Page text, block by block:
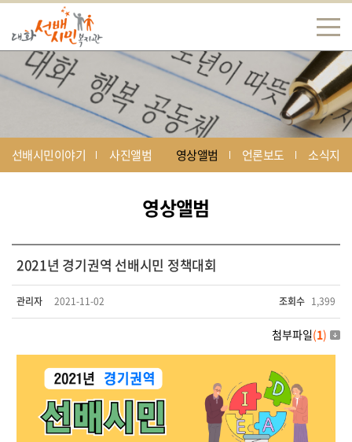
선배시민이야기 사진앨범 영상앨범 언론보도 소식지
영상앨범
2021년 경기권역 선배시민 정책대회
관리자 2021-11-02 조회수 1,399
첨부파일(1)